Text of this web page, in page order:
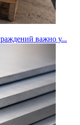
важно у...